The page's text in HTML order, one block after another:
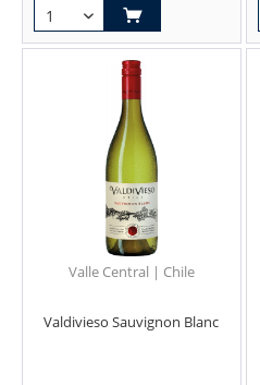
Valle Central | Chile
Valdivieso Sauvignon Blanc